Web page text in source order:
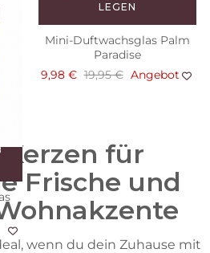
LEGEN
Mini-Duftwachsglas Palm
Paradise
9,98 € 19,95 € Angebot
für
Frische und
wenn du dein Zuhause mit